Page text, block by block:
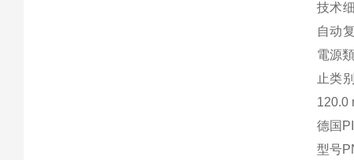
技术
自动
電源
止类
120.0
德国
型号